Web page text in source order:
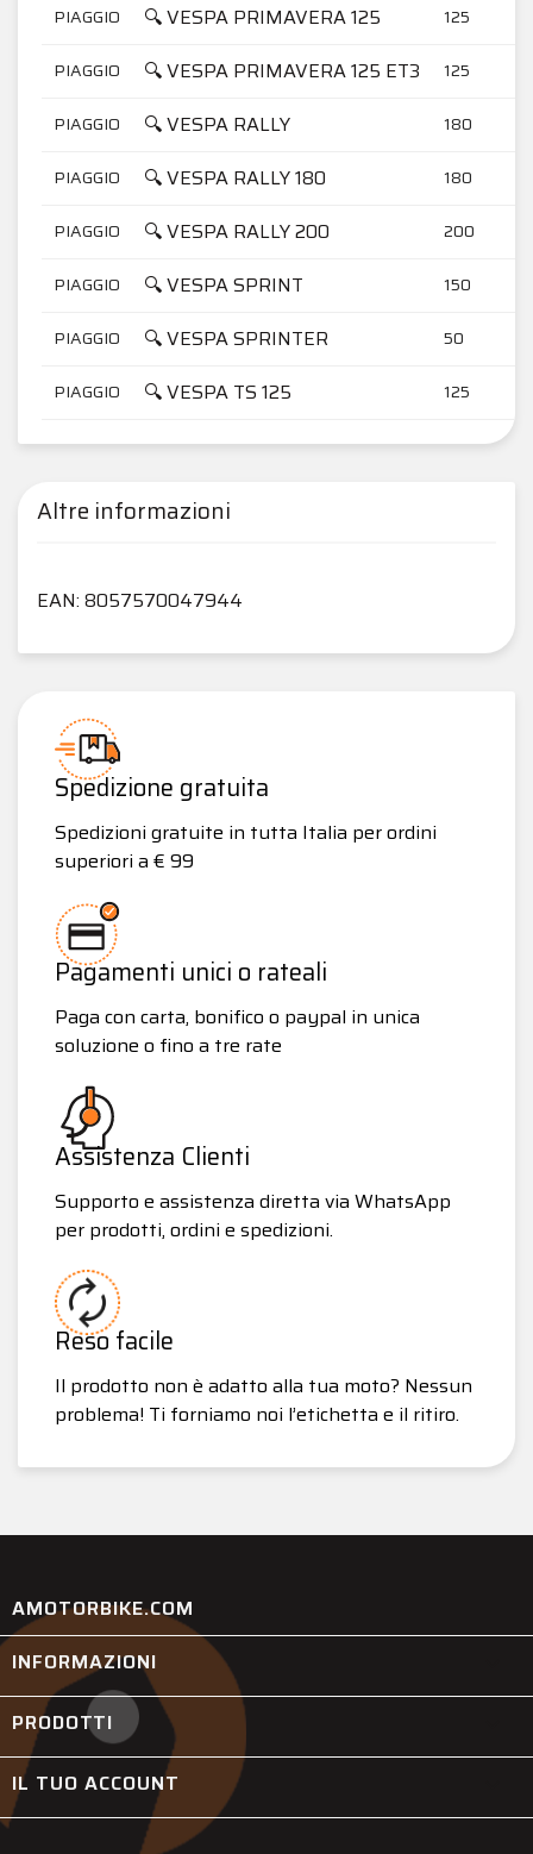
PIAGGIO 🔍 VESPA PRIMAVERA 125 125
PIAGGIO 🔍 VESPA PRIMAVERA 125 ET3 125
PIAGGIO 🔍 VESPA RALLY 180
PIAGGIO 🔍 VESPA RALLY 180 180
PIAGGIO 🔍 VESPA RALLY 200 200
PIAGGIO 🔍 VESPA SPRINT 150
PIAGGIO 🔍 VESPA SPRINTER 50
PIAGGIO 🔍 VESPA TS 125 125
Altre informazioni
EAN: 8057570047944
Spedizione gratuita
Spedizioni gratuite in tutta Italia per ordini
superiori a € 99
Pagamenti unici o rateali
Paga con carta, bonifico o paypal in unica
soluzione o fino a tre rate
Assistenza Clienti
Supporto e assistenza diretta via WhatsApp
per prodotti, ordini e spedizioni.
Reso facile
Il prodotto non è adatto alla tua moto? Nessun
problema! Ti forniamo noi l’etichetta e il ritiro.
AMOTORBIKE.COM
INFORMAZIONI
PRODOTTI
IL TUO ACCOUNT